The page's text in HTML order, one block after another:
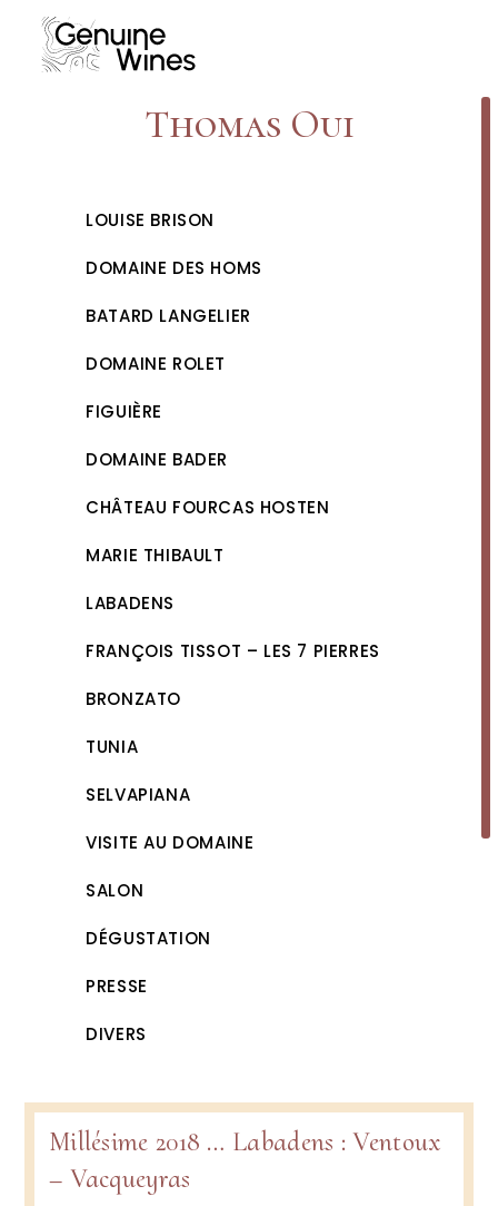
content
Thomas Oui
LOUISE BRISON
DOMAINE DES HOMS
BATARD LANGELIER
DOMAINE ROLET
FIGUIÈRE
DOMAINE BADER
CHÂTEAU FOURCAS HOSTEN
MARIE THIBAULT
LABADENS
FRANÇOIS TISSOT – LES 7 PIERRES
BRONZATO
TUNIA
SELVAPIANA
VISITE AU DOMAINE
SALON
DÉGUSTATION
PRESSE
DIVERS
Millésime 2018 … Labadens : Ventoux
– Vacqueyras